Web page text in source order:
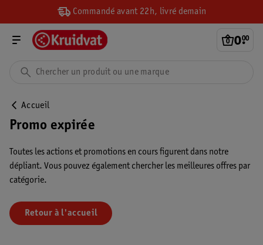
Commandé avant 22h, livré demain
0.
00
Accueil
Promo expirée
Toutes les actions et promotions en cours figurent dans notre
dépliant. Vous pouvez également chercher les meilleures offres par
catégorie.
Retour à l'accueil